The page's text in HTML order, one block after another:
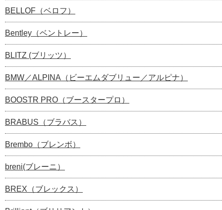
BELLOF（ベロフ）
Bentley（ベントレー）
BLITZ (ブリッツ）
BMW／ALPINA（ビーエムダブリュー／アルピナ）
BOOSTR PRO（ブースタープロ）
BRABUS（ブラバス）
Brembo（ブレンボ）
breni(ブレーニ）
BREX（ブレックス）